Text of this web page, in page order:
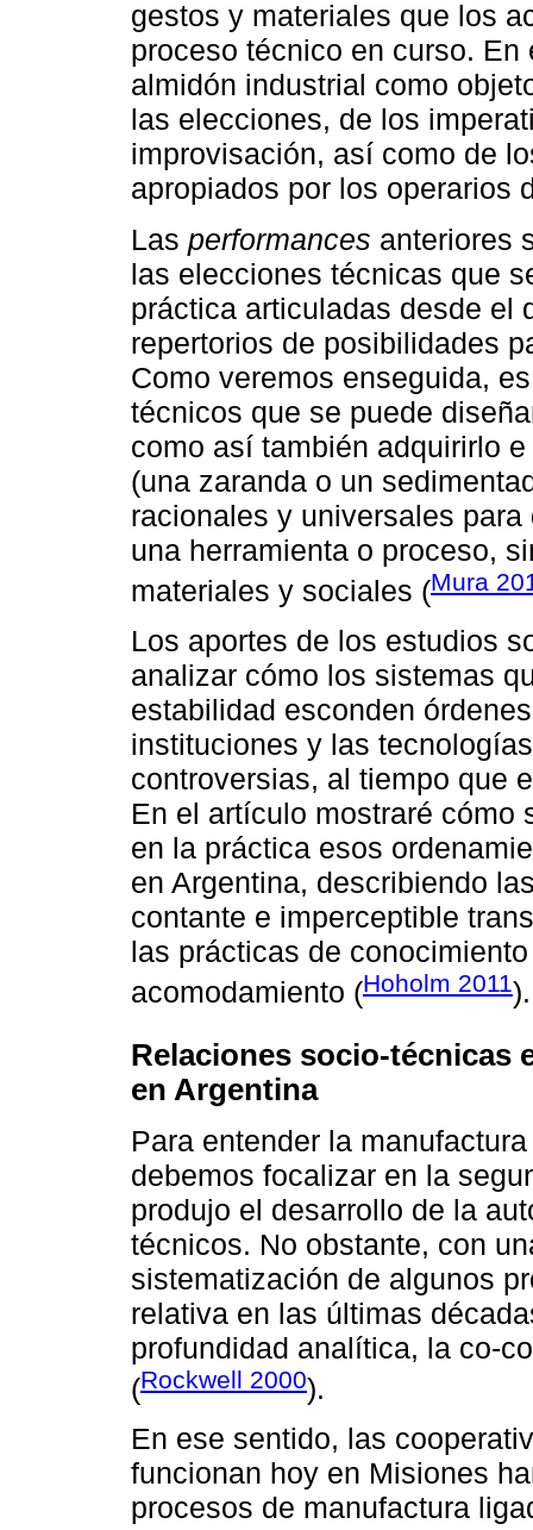
gestos y materiales que los
proceso técnico en curso.
almidón industrial como
las elecciones, de los
improvisación, así como de
apropiados por los operarios
Las performances anteriores
las elecciones técnicas que
práctica articuladas desde el
repertorios de posibilidades
Como veremos enseguida,
técnicos que se puede
como así también adquirirlo
(una zaranda o un
racionales y universales
una herramienta o proceso,
materiales y sociales (Mura
Los aportes de los estudios
analizar cómo los sistemas
estabilidad esconden
instituciones y las
controversias, al tiempo que
En el artículo mostraré cómo
en la práctica esos
en Argentina, describiendo
contante e imperceptible
las prácticas de
acomodamiento (Hoholm 2011).
Relaciones socio-técnicas
en Argentina
Para entender la
debemos focalizar en la
produjo el desarrollo de la
técnicos. No obstante, con
sistematización de algunos
relativa en las últimas
profundidad analítica, la co-
(Rockwell 2000).
En ese sentido, las
funcionan hoy en Misiones
procesos de manufactura